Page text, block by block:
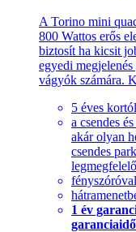
A Torino mini
800 Wattos erős
biztosít ha kicsit
egyedi
vágyók számára.
5 éves
a csendes
akár olyan
csendes
1 év